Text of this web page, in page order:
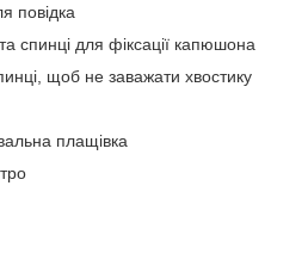
повідка
спинці для фіксації капюшона
щоб не заважати хвостику
плащівка